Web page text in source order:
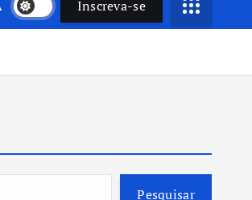
Inscreva-se
Pesquisar